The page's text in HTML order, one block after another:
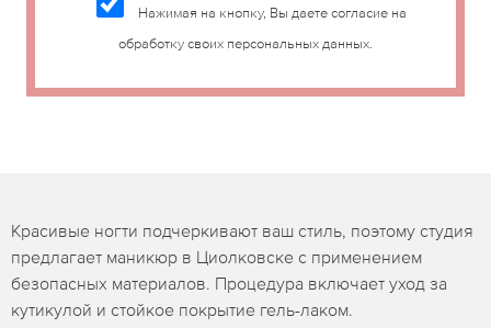
Нажимая на кнопку, Вы даете согласие на
обработку своих персональных данных.
Красивые ногти подчеркивают ваш стиль, поэтому студия
предлагает маникюр в Циолковске с применением
безопасных материалов. Процедура включает уход за
кутикулой и стойкое покрытие гель-лаком.